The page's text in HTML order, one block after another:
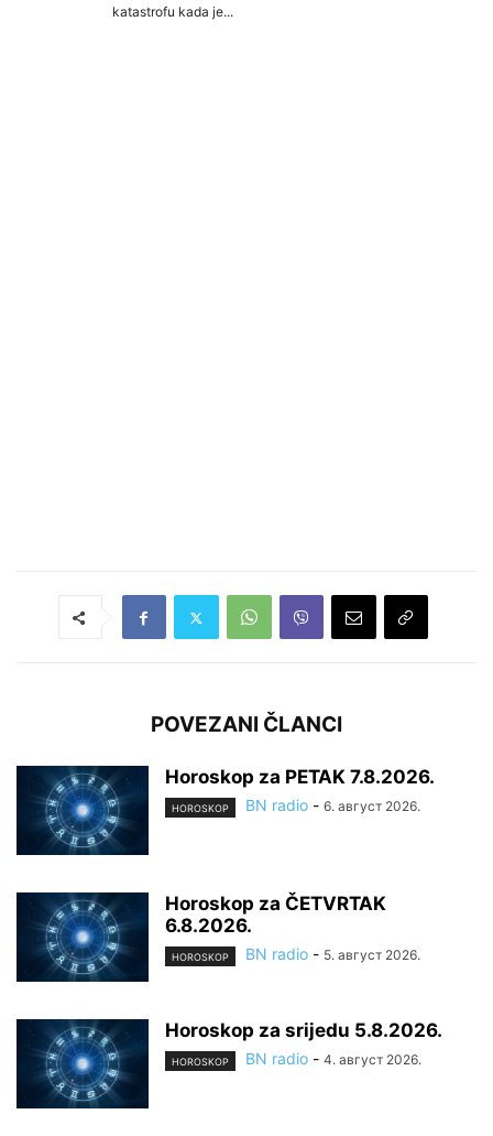
POVEZANI ČLANCI
Horoskop za PETAK 7.8.2026.
HOROSKOP BN radio - 6. август 2026.
Horoskop za ČETVRTAK
6.8.2026.
HOROSKOP BN radio - 5. август 2026.
Horoskop za srijedu 5.8.2026.
HOROSKOP BN radio - 4. август 2026.